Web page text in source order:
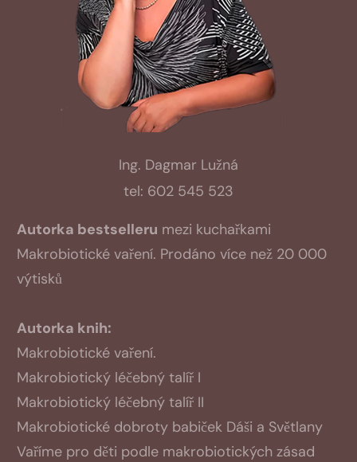
Ing. Dagmar Lužná
tel: 602 545 523
Autorka bestselleru mezi kuchařkami
Makrobiotické vaření. Prodáno více než 20 000
výtisků
Autorka knih:
Makrobiotické vaření.
Makrobiotický léčebný talíř I
Makrobiotický léčebný talíř II
Makrobiotické dobroty babiček Dáši a Světlany
Vaříme pro děti podle makrobiotických zásad